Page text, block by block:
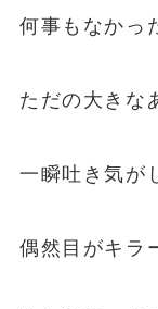
何事もなかっ
ただの大きな
一瞬吐き気が
偶然目がキラ